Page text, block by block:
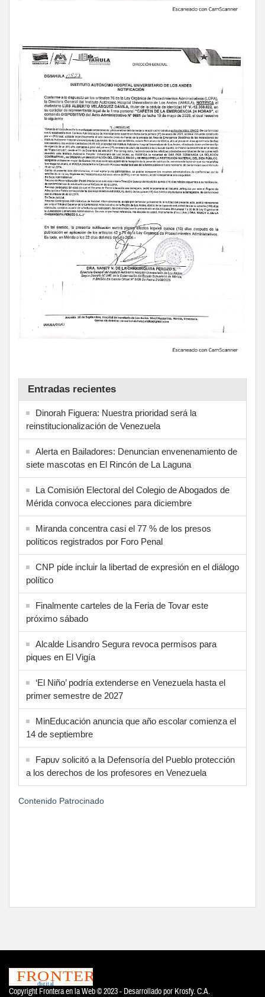
Entradas recientes
Dinorah Figuera: Nuestra prioridad será la
reinstitucionalización de Venezuela
Alerta en Bailadores: Denuncian envenenamiento de
siete mascotas en El Rincón de La Laguna
La Comisión Electoral del Colegio de Abogados de
Mérida convoca elecciones para diciembre
Miranda concentra casi el 77 % de los presos
políticos registrados por Foro Penal
CNP pide incluir la libertad de expresión en el diálogo
político
Finalmente carteles de la Feria de Tovar este
próximo sábado
Alcalde Lisandro Segura revoca permisos para
piques en El Vigía
‘El Niño’ podría extenderse en Venezuela hasta el
primer semestre de 2027
MinEducación anuncia que año escolar comienza el
14 de septiembre
Fapuv solicitó a la Defensoría del Pueblo protección
a los derechos de los profesores en Venezuela
Contenido Patrocinado
Copyright Frontera en la Web © 2023 - Desarrollado por Krosfy. C.A.